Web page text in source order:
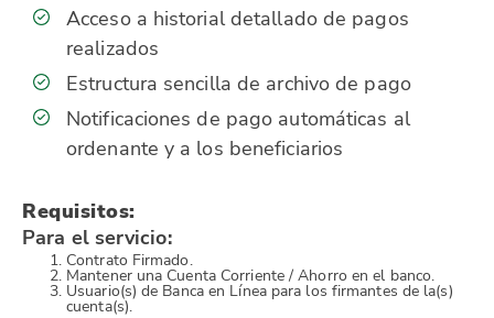
Acceso a historial detallado de pagos
realizados
Estructura sencilla de archivo de pago
Notificaciones de pago automáticas al
ordenante y a los beneficiarios
Requisitos:
Para el servicio:
Contrato Firmado.
Mantener una Cuenta Corriente / Ahorro en el banco.
Usuario(s) de Banca en Línea para los firmantes de la(s)
cuenta(s).